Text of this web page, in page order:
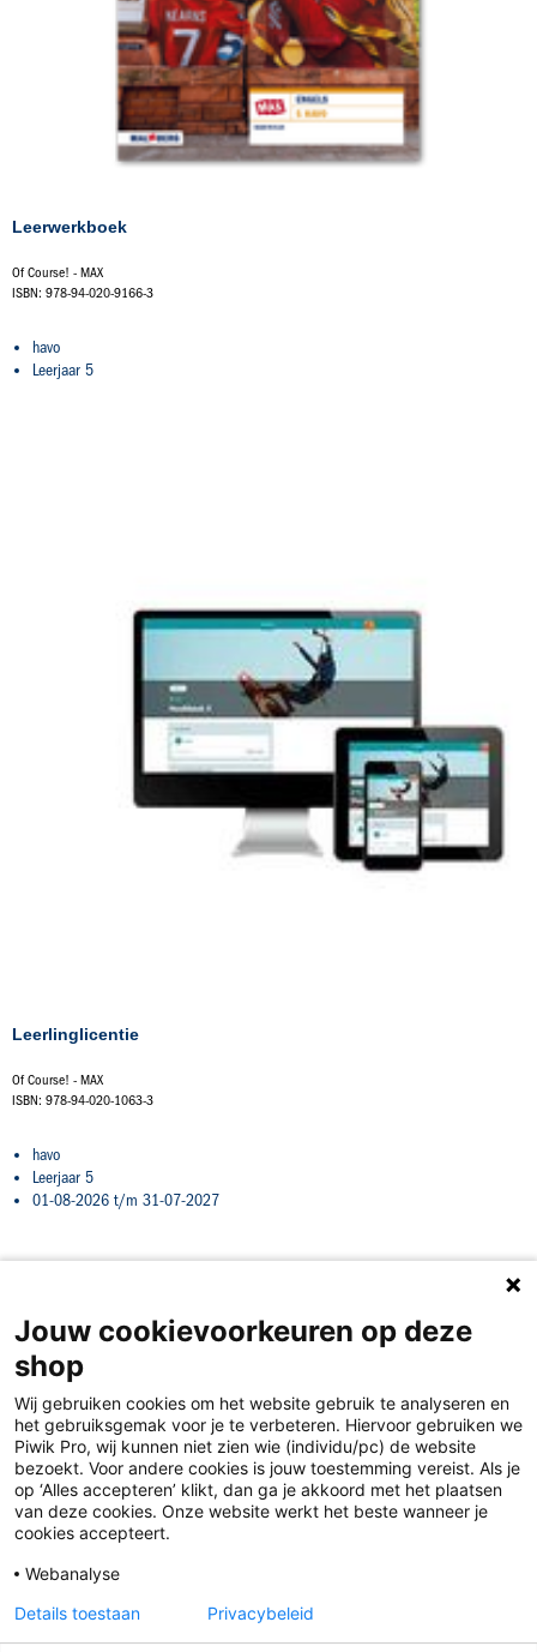
Leerwerkboek
Of Course! - MAX
ISBN: 978-94-020-9166-3
havo
Leerjaar 5
Leerlinglicentie
Of Course! - MAX
ISBN: 978-94-020-1063-3
havo
Leerjaar 5
01-08-2026 t/m 31-07-2027
Disclaimer
Algemene voorwaarden
Jouw cookievoorkeuren op deze
shop
Wij gebruiken cookies om het website gebruik te analyseren en
het gebruiksgemak voor je te verbeteren. Hiervoor gebruiken we
Piwik Pro, wij kunnen niet zien wie (individu/pc) de website
bezoekt. Voor andere cookies is jouw toestemming vereist. Als je
op ‘Alles accepteren’ klikt, dan ga je akkoord met het plaatsen
van deze cookies. Onze website werkt het beste wanneer je
cookies accepteert.
Webanalyse
Details toestaan
Privacybeleid